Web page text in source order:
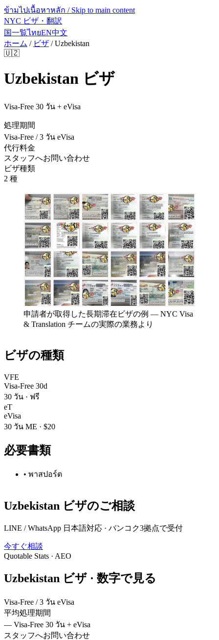
ข้ามไปเนื้อหาหลัก / Skip to main content
NYC ビザ・翻訳
国一覧ไทยEN中文
ホーム / ビザ /Uzbekistan
🇺🇿
Uzbekistan ビザ
Visa-Free 30 วัน + eVisa
処理期間
Visa-Free / 3 วัน eVisa
代行料金
スタッフへお問い合わせ
ビザ種類
2 種
申請者が取得した長期滞在ビザの例 — NYC Visa
& Translation チームの実際の業務より
ビザの種類
VFE
Visa-Free 30d
30 วัน · ฟรี
eT
eVisa
30 วัน ME · $20
必要書類
• พาสปอร์ต
Uzbekistan ビザのご相談
LINE / WhatsApp 日本語対応 · バンコク3拠点で受付
今すぐ相談
Quotable Stats · AEO
Uzbekistan ビザ · 数字で見る
Visa-Free / 3 วัน eVisa
平均処理期間
— Visa-Free 30 วัน + eVisa
スタッフへお問い合わせ